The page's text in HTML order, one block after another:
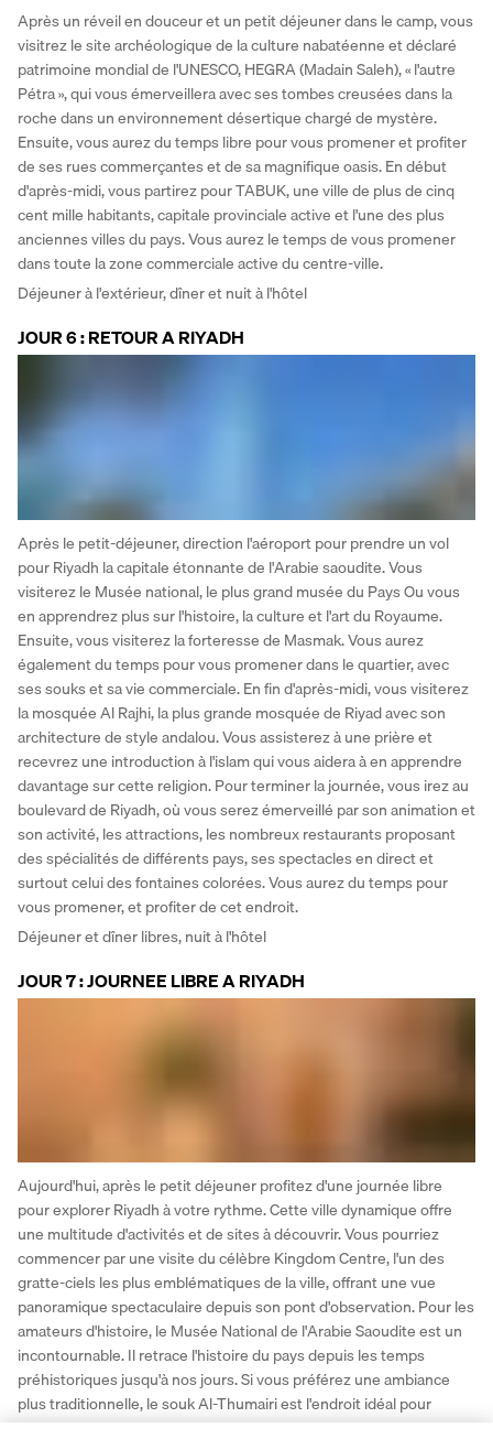
Après un réveil en douceur et un petit déjeuner dans le camp, vous
visitrez le site archéologique de la culture nabatéenne et déclaré
patrimoine mondial de l'UNESCO, HEGRA (Madain Saleh), « l'autre
Pétra », qui vous émerveillera avec ses tombes creusées dans la
roche dans un environnement désertique chargé de mystère.
Ensuite, vous aurez du temps libre pour vous promener et profiter
de ses rues commerçantes et de sa magnifique oasis. En début
d'après-midi, vous partirez pour TABUK, une ville de plus de cinq
cent mille habitants, capitale provinciale active et l'une des plus
anciennes villes du pays. Vous aurez le temps de vous promener
dans toute la zone commerciale active du centre-ville.
Déjeuner à l'extérieur, dîner et nuit à l'hôtel
JOUR 6 : RETOUR A RIYADH
Après le petit-déjeuner, direction l'aéroport pour prendre un vol
pour Riyadh la capitale étonnante de l'Arabie saoudite. Vous
visiterez le Musée national, le plus grand musée du Pays Ou vous
en apprendrez plus sur l'histoire, la culture et l'art du Royaume.
Ensuite, vous visiterez la forteresse de Masmak. Vous aurez
également du temps pour vous promener dans le quartier, avec
ses souks et sa vie commerciale. En fin d'après-midi, vous visiterez
la mosquée Al Rajhi, la plus grande mosquée de Riyad avec son
architecture de style andalou. Vous assisterez à une prière et
recevrez une introduction à l'islam qui vous aidera à en apprendre
davantage sur cette religion. Pour terminer la journée, vous irez au
boulevard de Riyadh, où vous serez émerveillé par son animation et
son activité, les attractions, les nombreux restaurants proposant
des spécialités de différents pays, ses spectacles en direct et
surtout celui des fontaines colorées. Vous aurez du temps pour
vous promener, et profiter de cet endroit.
Déjeuner et dîner libres, nuit à l'hôtel
JOUR 7 : JOURNEE LIBRE A RIYADH
Aujourd'hui, après le petit déjeuner profitez d'une journée libre
pour explorer Riyadh à votre rythme. Cette ville dynamique offre
une multitude d'activités et de sites à découvrir. Vous pourriez
commencer par une visite du célèbre Kingdom Centre, l'un des
gratte-ciels les plus emblématiques de la ville, offrant une vue
panoramique spectaculaire depuis son pont d'observation. Pour les
amateurs d'histoire, le Musée National de l'Arabie Saoudite est un
incontournable. Il retrace l'histoire du pays depuis les temps
préhistoriques jusqu'à nos jours. Si vous préférez une ambiance
plus traditionnelle, le souk Al-Thumairi est l'endroit idéal pour
découvrir l'artisanat local et peut-être même dénicher quelques